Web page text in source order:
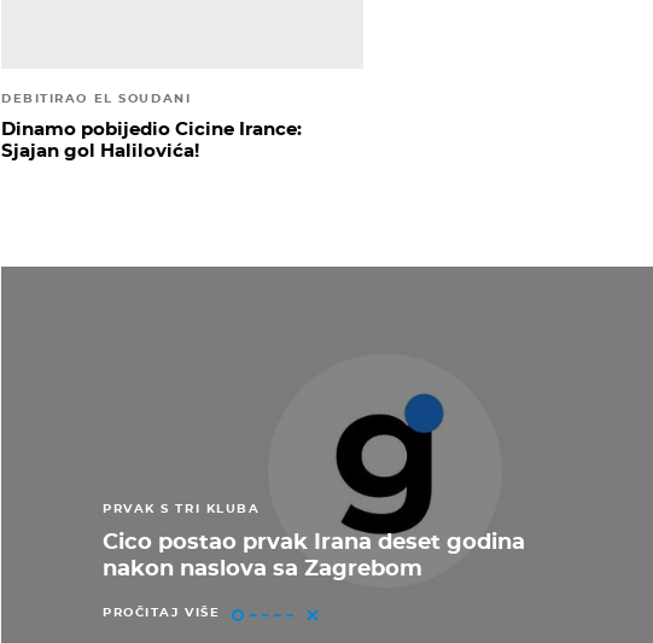
DEBITIRAO EL SOUDANI
Dinamo pobijedio Cicine Irance:
Sjajan gol Halilovića!
PRVAK S TRI KLUBA
Cico postao prvak Irana deset godina
nakon naslova sa Zagrebom
PROČITAJ VIŠE